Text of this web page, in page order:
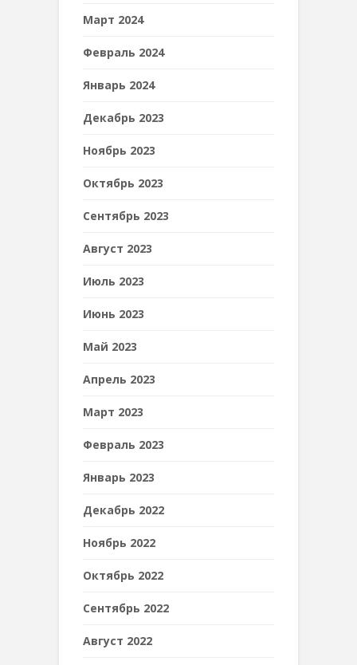
Март 2024
Февраль 2024
Январь 2024
Декабрь 2023
Ноябрь 2023
Октябрь 2023
Сентябрь 2023
Август 2023
Июль 2023
Июнь 2023
Май 2023
Апрель 2023
Март 2023
Февраль 2023
Январь 2023
Декабрь 2022
Ноябрь 2022
Октябрь 2022
Сентябрь 2022
Август 2022